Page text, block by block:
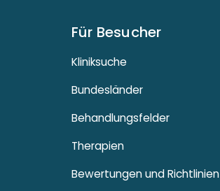
Für Besucher
Kliniksuche
Bundesländer
Behandlungsfelder
Therapien
Bewertungen und Richtlinien